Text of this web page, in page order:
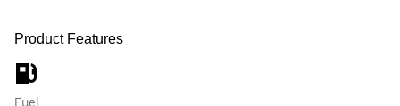
Product Features
Fuel